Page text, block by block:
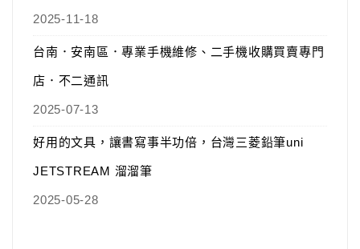
2025-11-18
台南．安南區．專業手機維修、二手機收購買賣專門
店．不二通訊
2025-07-13
好用的文具，讓書寫事半功倍，台灣三菱鉛筆uni
JETSTREAM 溜溜筆
2025-05-28